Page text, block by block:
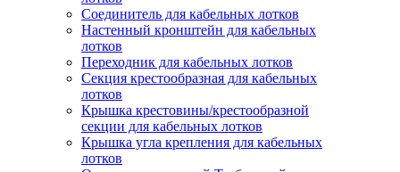
Соединитель для кабельных лотков
Настенный кронштейн для кабельных
лотков
Переходник для кабельных лотков
Секция крестообразная для кабельных
лотков
Крышка крестовины/крестообразной
секции для кабельных лотков
Крышка угла крепления для кабельных
лотков